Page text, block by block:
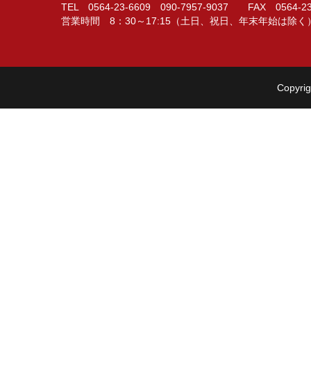
TEL 0564-23-6609 090-7957-9037 FAX 0564-
営業時間 8：30～17:15（土日、祝日、年末年始は除く